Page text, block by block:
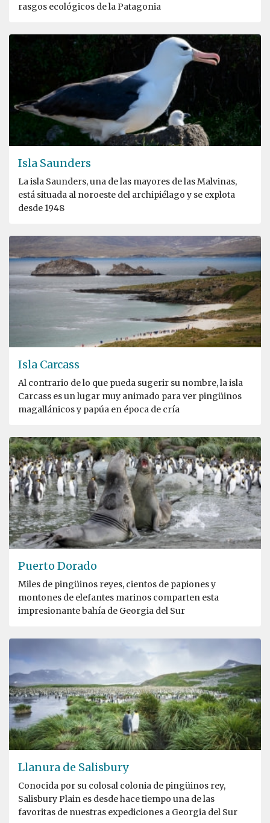
rasgos ecológicos de la Patagonia
Isla Saunders
La isla Saunders, una de las mayores de las Malvinas,
está situada al noroeste del archipiélago y se explota
desde 1948
Isla Carcass
Al contrario de lo que pueda sugerir su nombre, la isla
Carcass es un lugar muy animado para ver pingüinos
magallánicos y papúa en época de cría
Puerto Dorado
Miles de pingüinos reyes, cientos de papiones y
montones de elefantes marinos comparten esta
impresionante bahía de Georgia del Sur
Llanura de Salisbury
Conocida por su colosal colonia de pingüinos rey,
Salisbury Plain es desde hace tiempo una de las
favoritas de nuestras expediciones a Georgia del Sur